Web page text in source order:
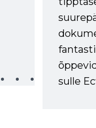
sulle